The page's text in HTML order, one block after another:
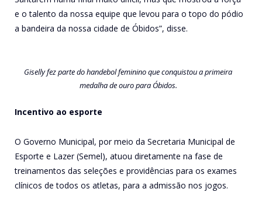
e o talento da nossa equipe que levou para o topo do pódio
a bandeira da nossa cidade de Óbidos”, disse.
Giselly fez parte do handebol feminino que conquistou a primeira
medalha de ouro para Óbidos.
Incentivo ao esporte
O Governo Municipal, por meio da Secretaria Municipal de
Esporte e Lazer (Semel), atuou diretamente na fase de
treinamentos das seleções e providências para os exames
clínicos de todos os atletas, para a admissão nos jogos.